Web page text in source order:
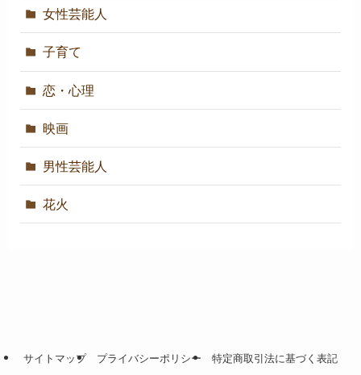
女性芸能人
子育て
恋・心理
映画
男性芸能人
花火
サイトマップ プライバシーポリシー
特定商取引法に基づく表記